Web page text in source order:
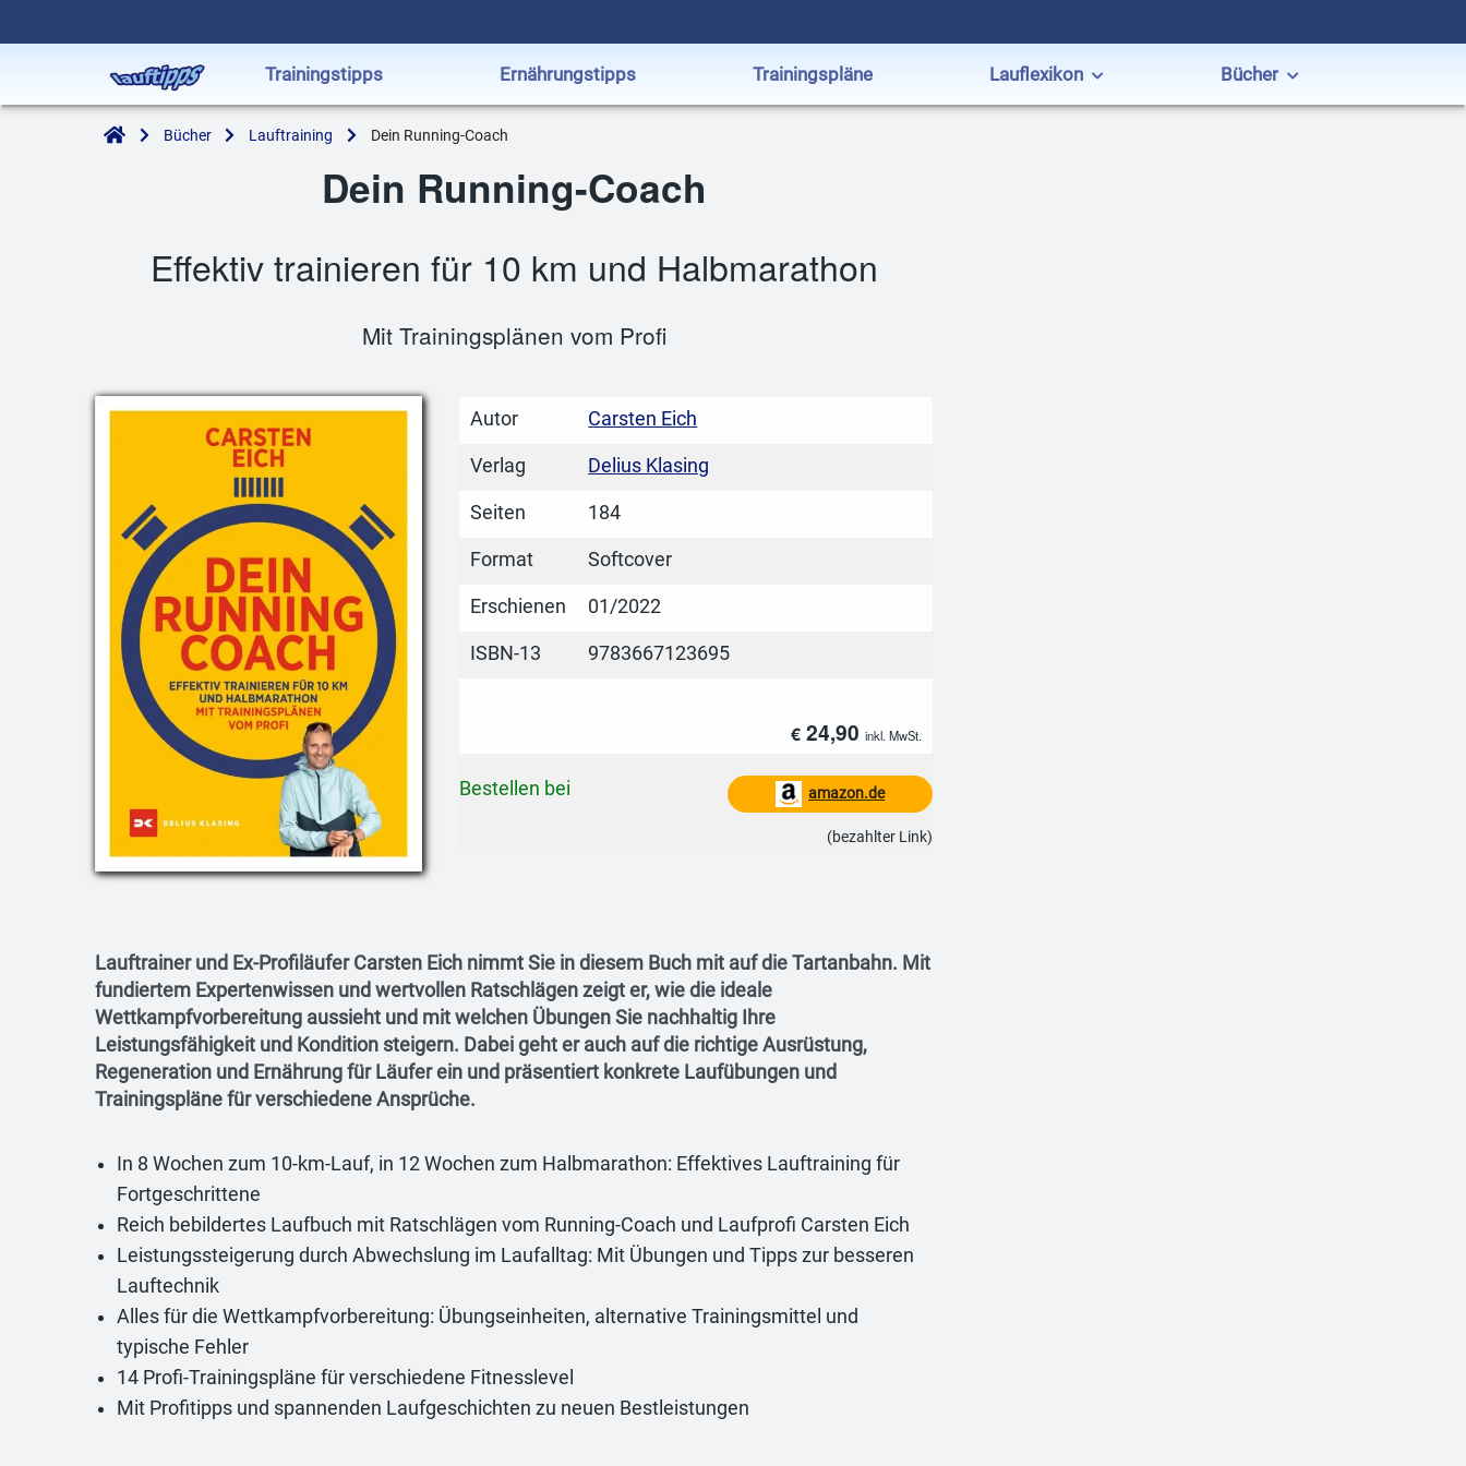
Trainingstipps Ernährungstipps Trainingspläne Lauflexikon Bücher
Bücher Lauftraining Dein Running-Coach
Dein Running-Coach
Effektiv trainieren für 10 km und Halbmarathon
Mit Trainingsplänen vom Profi
Autor Carsten Eich
Verlag Delius Klasing
Seiten 184
Format Softcover
Erschienen 01/2022
ISBN-13 9783667123695
€ 24,90inkl. MwSt.
Bestellen bei amazon.de
(bezahlter Link)
Lauftrainer und Ex-Profiläufer Carsten Eich nimmt Sie in diesem Buch mit auf die Tartanbahn. Mit
fundiertem Expertenwissen und wertvollen Ratschlägen zeigt er, wie die ideale
Wettkampfvorbereitung aussieht und mit welchen Übungen Sie nachhaltig Ihre
Leistungsfähigkeit und Kondition steigern. Dabei geht er auch auf die richtige Ausrüstung,
Regeneration und Ernährung für Läufer ein und präsentiert konkrete Laufübungen und
Trainingspläne für verschiedene Ansprüche.
In 8 Wochen zum 10-km-Lauf, in 12 Wochen zum Halbmarathon: Effektives Lauftraining für
Fortgeschrittene
Reich bebildertes Laufbuch mit Ratschlägen vom Running-Coach und Laufprofi Carsten Eich
Leistungssteigerung durch Abwechslung im Laufalltag: Mit Übungen und Tipps zur besseren
Lauftechnik
Alles für die Wettkampfvorbereitung: Übungseinheiten, alternative Trainingsmittel und
typische Fehler
14 Profi-Trainingspläne für verschiedene Fitnesslevel
Mit Profitipps und spannenden Laufgeschichten zu neuen Bestleistungen